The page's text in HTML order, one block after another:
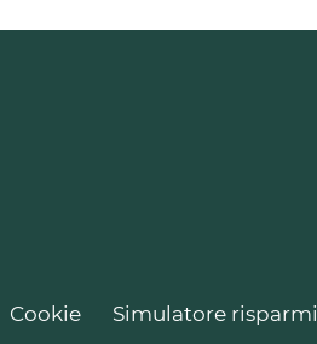
Cookie Simulatore risparmi